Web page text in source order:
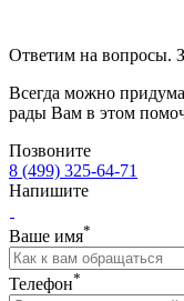
Ответим на вопросы.
Всегда можно
рады Вам в этом
Позвоните
8 (499) 325-64-71
Напишите
Ваше имя*
Телефон*